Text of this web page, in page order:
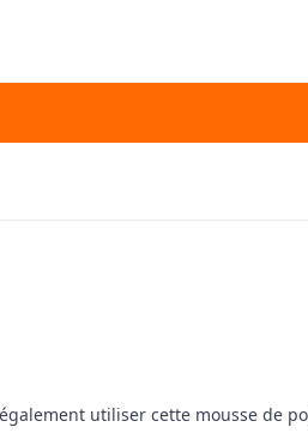
utiliser cette mousse de